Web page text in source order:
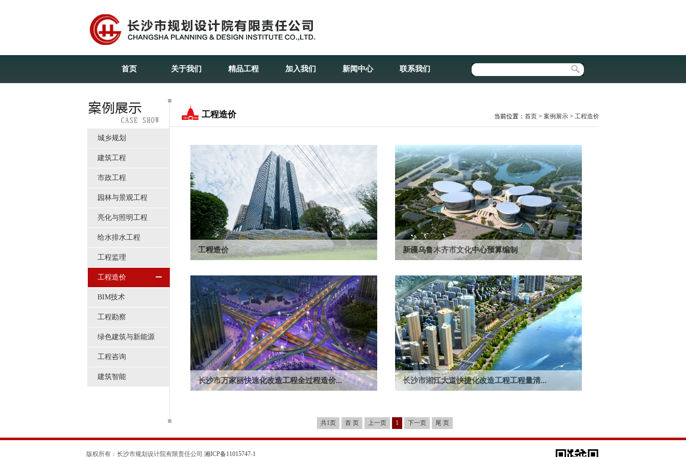
首页 关于我们 精品工程 加入我们 新闻中心 联系我们
城乡规划
建筑工程
市政工程
园林与景观工程
亮化与照明工程
给水排水工程
工程监理
工程造价
BIM技术
工程勘察
绿色建筑与新能源
工程咨询
建筑智能
当前位置： 首页> 案例展示> 工程造价
工程造价
工程造价
企业甲级资质。拥有一批高素质的专业技术人...
新疆乌鲁木齐市文化中心预算编制
亿元。服务类型：预算编制（部分）
长沙市万家丽快速化改造工程全过程造价... 长沙市湘江大道快捷化改造工程工程量清...
共1页 首 页 上一页 1 下一页 尾 页
版权所有：长沙市规划设计院有限责任公司 湘ICP备11015747-1